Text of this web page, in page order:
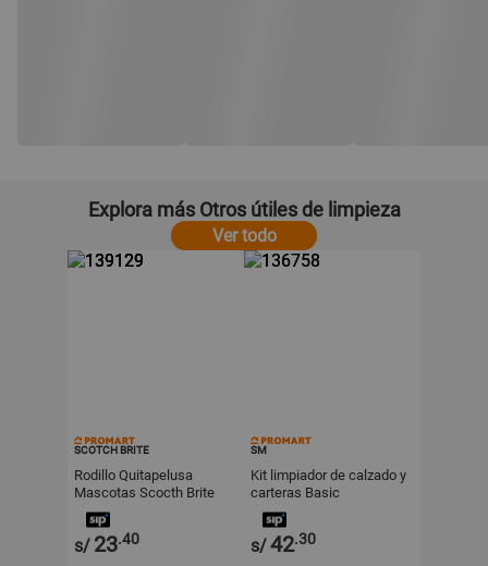
Explora más Otros útiles de limpieza
Ver todo
SCOTCH BRITE
Rodillo Quitapelusa
Mascotas Scocth Brite
s/ 23.40
SM
Kit limpiador de calzado y
carteras Basic
s/42.30